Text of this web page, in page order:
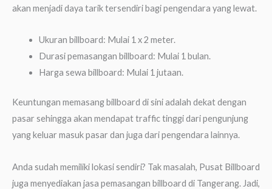
akan menjadi daya tarik tersendiri bagi pengendara yang lewat.
Ukuran billboard: Mulai 1 x 2 meter.
Durasi pemasangan billboard: Mulai 1 bulan.
Harga sewa billboard: Mulai 1 jutaan.
Keuntungan memasang billboard di sini adalah dekat dengan
pasar sehingga akan mendapat traffic tinggi dari pengunjung
yang keluar masuk pasar dan juga dari pengendara lainnya.
Anda sudah memiliki lokasi sendiri? Tak masalah, Pusat Billboard
juga menyediakan jasa pemasangan billboard di Tangerang. Jadi,